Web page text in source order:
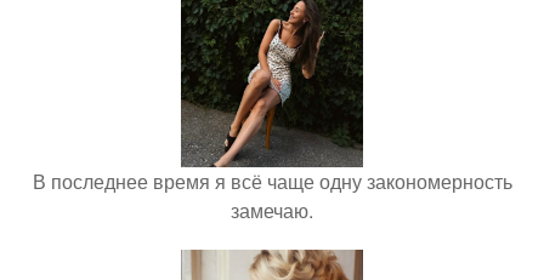
В последнее время я всё чаще одну закономерность
замечаю.